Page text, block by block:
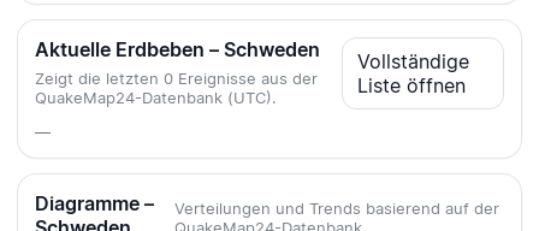
Aktuelle Erdbeben – Schweden
Zeigt die letzten 0 Ereignisse aus der
QuakeMap24-Datenbank (UTC).
Vollständige
Liste öffnen
—
Diagramme –
Verteilungen und Trends basierend auf der